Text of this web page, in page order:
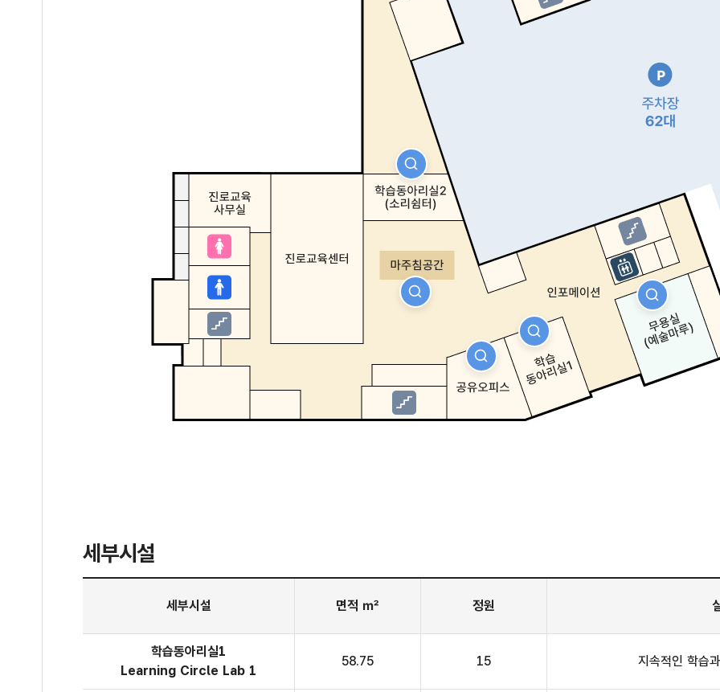
자세히보기
자세히보기
자세히보기
자세히보기
자세히보기
세부시설
1층 생활문화센터 세부시설
세부시설
면적 ㎡ 정원
학습동아리실1
Learning Circle Lab 1
58.75 15 지속적인 학습